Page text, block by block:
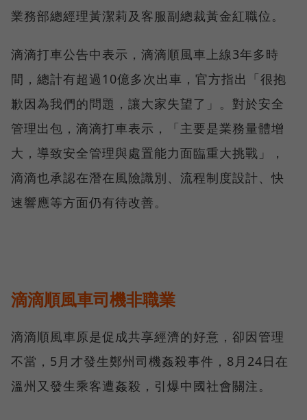
業務部總經理黃潔莉及客服副總裁黃金紅職位。
滴滴打車公告中表示，滴滴順風車上線3年多時
間，總計有超過10億多次出車，官方指出「很抱
歉因為我們的問題，讓大家失望了」。對於安全
管理出包，滴滴打車表示，「主要是業務量體增
大，導致安全管理與處置能力面臨重大挑戰」，
滴滴也承認在潛在風險識別、流程制度設計、快
速響應等方面仍有待改善。
滴滴順風車司機非職業
滴滴順風車原是促成共享經濟的好意，卻因管理
不當，5月才發生鄭州司機姦殺事件，8月24日在
溫州又發生乘客遭姦殺，引爆中國社會關注。